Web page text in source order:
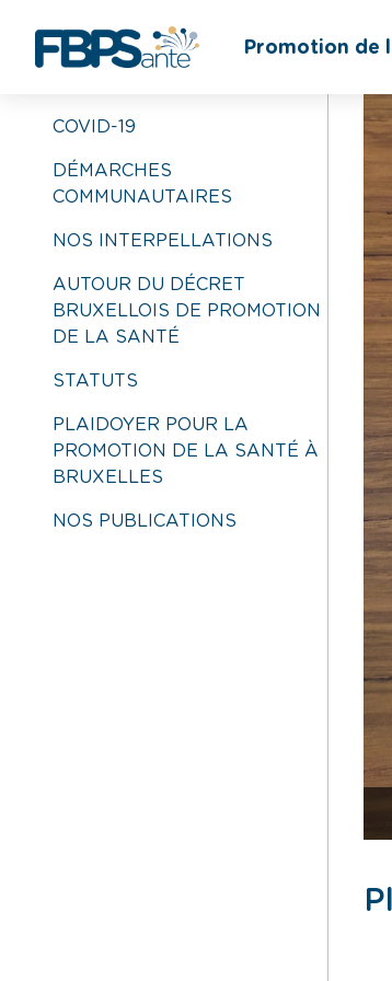
Promotion de
BIBLIOTHÈQUE
COVID-19
DÉMARCHES
COMMUNAUTAIRES
NOS INTERPELLATIONS
AUTOUR DU DÉCRET
BRUXELLOIS DE PROMOTION
DE LA SANTÉ
STATUTS
PLAIDOYER POUR LA
PROMOTION DE LA SANTÉ À
BRUXELLES
NOS PUBLICATIONS